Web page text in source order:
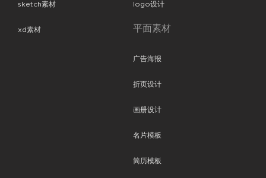
sketch素材
xd素材
logo设计
平面素材
广告海报
折页设计
画册设计
名片模板
简历模板